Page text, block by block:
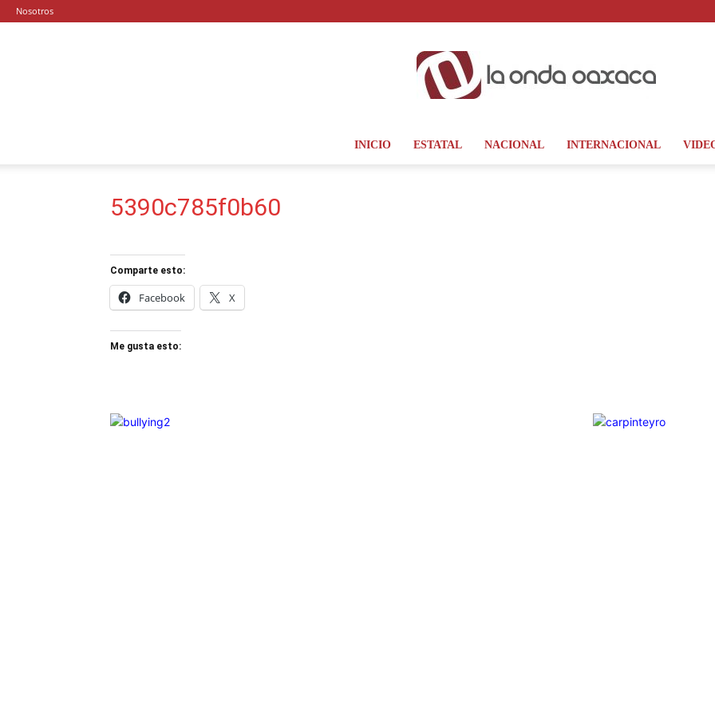
Nosotros
La
INICIO ESTATAL NACIONAL INTERNACIONAL
5390c785f0b60
Comparte esto:
Facebook X
Me gusta esto: